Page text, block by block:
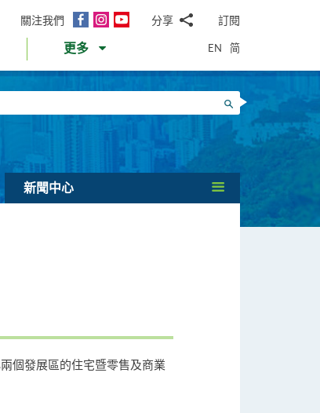
關注我們
面
InstagramYouTube分享
郵WhatsApp
微
信
面
書Twitter
LinkedIn
微
訂閱
更多 EN 简
搜尋
新聞中心
個發展區的住宅暨零售及商業